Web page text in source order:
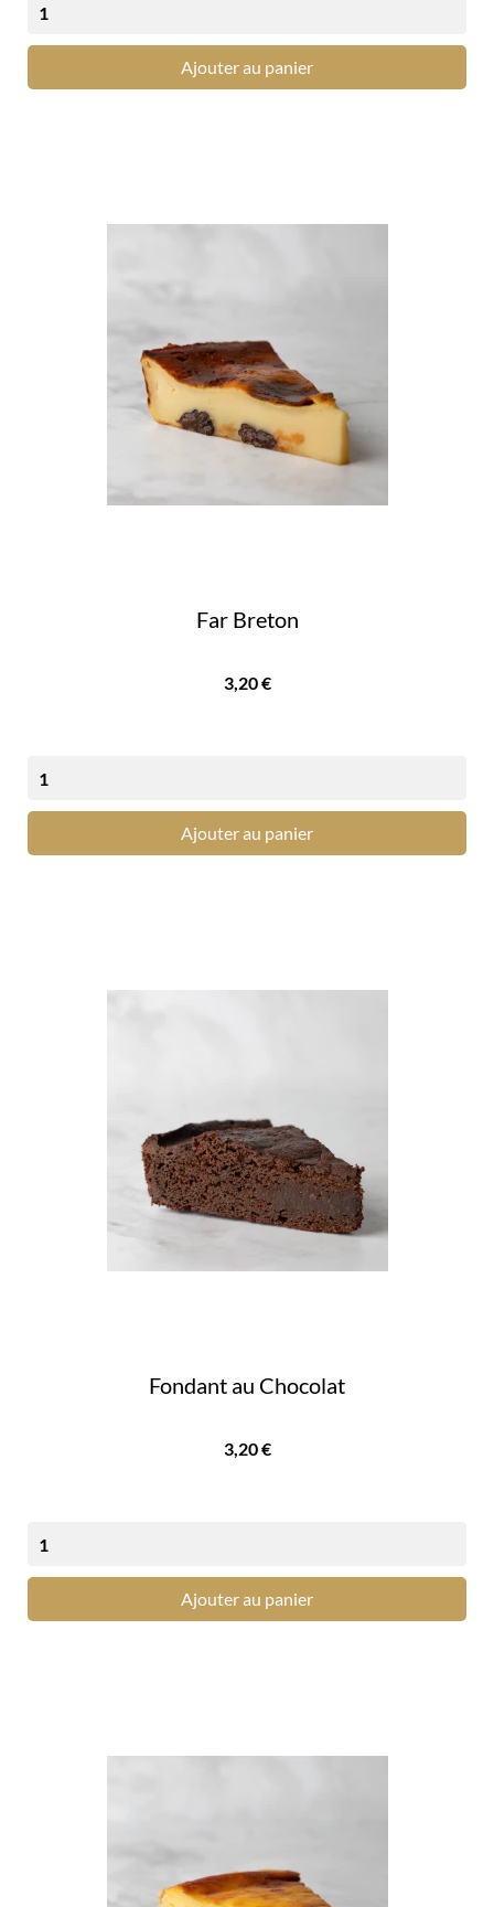
Ajouter au panier
Far Breton
Prix
3,20 €
Ajouter au panier
Fondant au Chocolat
Prix
3,20 €
Ajouter au panier